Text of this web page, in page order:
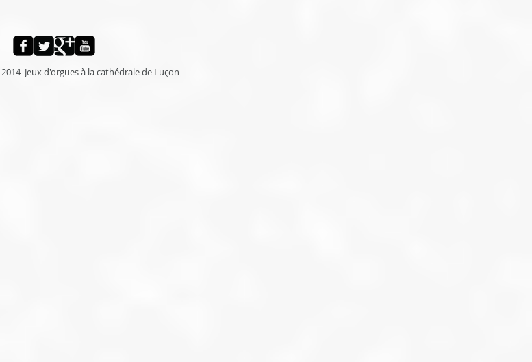
Jeux d'orgues à la cathédrale de Luçon